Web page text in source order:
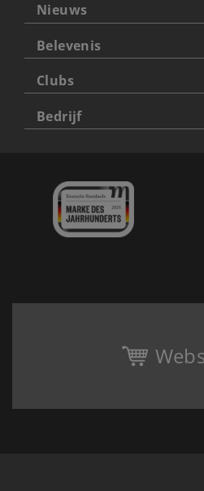
Nieuws
Belevenis
Clubs
Bedrijf